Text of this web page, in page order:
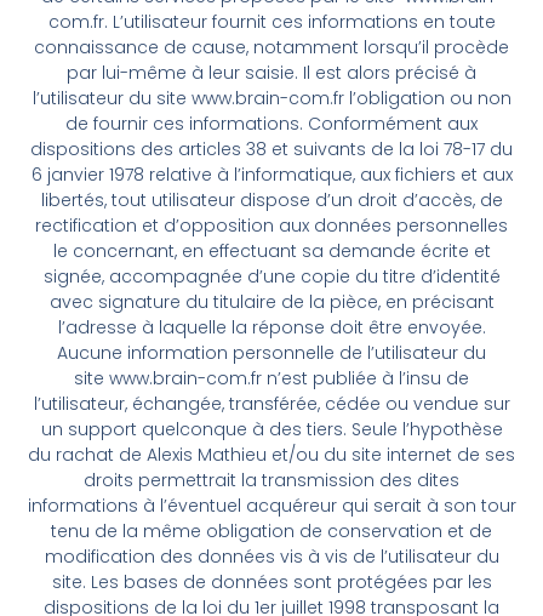
com.fr. L’utilisateur fournit ces informations en toute
connaissance de cause, notamment lorsqu’il procède
par lui-même à leur saisie. Il est alors précisé à
l’utilisateur du site www.brain-com.fr l’obligation ou non
de fournir ces informations. Conformément aux
dispositions des articles 38 et suivants de la loi 78-17 du
6 janvier 1978 relative à l’informatique, aux fichiers et aux
libertés, tout utilisateur dispose d’un droit d’accès, de
rectification et d’opposition aux données personnelles
le concernant, en effectuant sa demande écrite et
signée, accompagnée d’une copie du titre d’identité
avec signature du titulaire de la pièce, en précisant
l’adresse à laquelle la réponse doit être envoyée.
Aucune information personnelle de l’utilisateur du
site www.brain-com.fr n’est publiée à l’insu de
l’utilisateur, échangée, transférée, cédée ou vendue sur
un support quelconque à des tiers. Seule l’hypothèse
du rachat de Alexis Mathieu et/ou du site internet de ses
droits permettrait la transmission des dites
informations à l’éventuel acquéreur qui serait à son tour
tenu de la même obligation de conservation et de
modification des données vis à vis de l’utilisateur du
site. Les bases de données sont protégées par les
dispositions de la loi du 1er juillet 1998 transposant la